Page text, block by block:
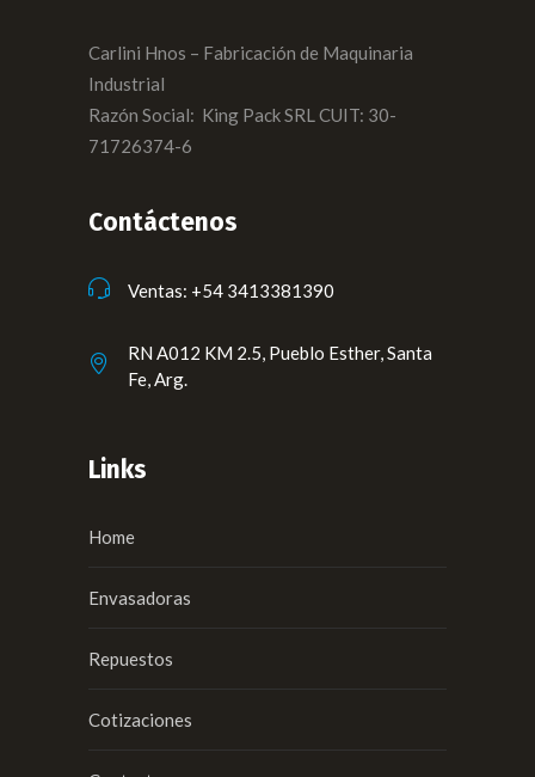
Carlini Hnos – Fabricación de Maquinaria
Industrial
Razón Social: King Pack SRL CUIT: 30-
71726374-6
Contáctenos
Ventas: +54 3413381390
RN A012 KM 2.5, Pueblo Esther, Santa
Fe, Arg.
Links
Home
Envasadoras
Repuestos
Cotizaciones